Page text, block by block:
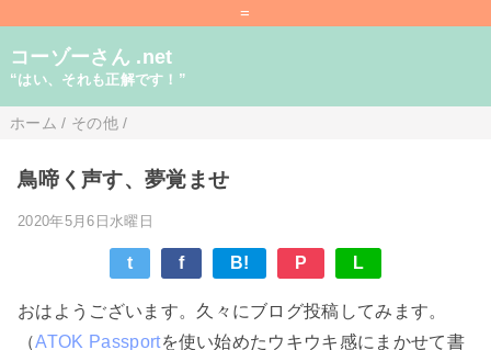
=
コーゾーさん .net
“はい、それも正解です！”
ホーム / その他/
鳥啼く声す、夢覚ませ
2020年5月6日水曜日
t f B! P L
おはようございます。久々にブログ投稿してみます。
（ATOK Passportを使い始めたウキウキ感にまかせて書